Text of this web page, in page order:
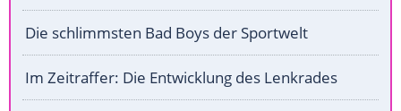
Die schlimmsten Bad Boys der Sportwelt
Im Zeitraffer: Die Entwicklung des Lenkrades